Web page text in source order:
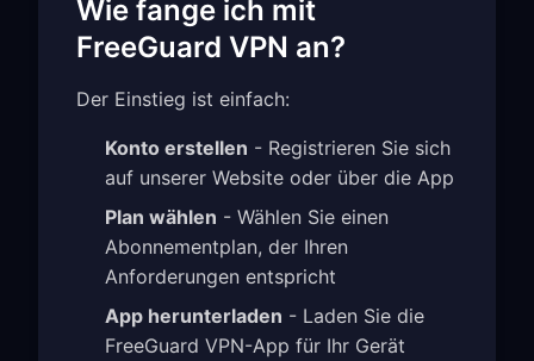
Wie fange ich mit
FreeGuard VPN an?
Der Einstieg ist einfach:
Konto erstellen - Registrieren Sie sich
auf unserer Website oder über die App
Plan wählen - Wählen Sie einen
Abonnementplan, der Ihren
Anforderungen entspricht
App herunterladen - Laden Sie die
FreeGuard VPN-App für Ihr Gerät